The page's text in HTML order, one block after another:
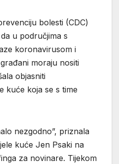
bolesti (CDC)
u područjima s
koronavirusom i
moraju nositi
objasniti
kuće koja se s time
nezgodno”, priznala
kuće Jen Psaki na
za novinare. Tijekom